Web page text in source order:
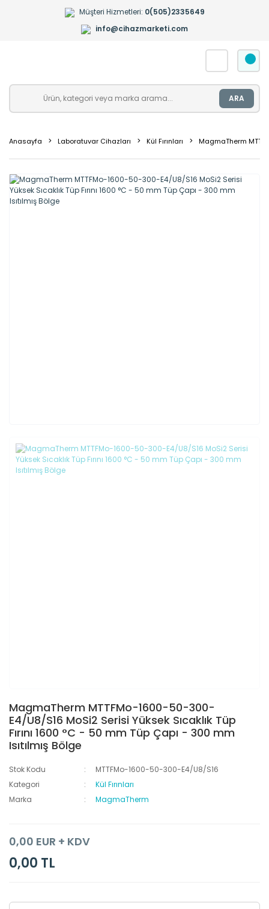
Müşteri Hizmetleri: 0(505)2335649
info@cihazmarketi.com
ARA
Anasayfa Laboratuvar Cihazları Kül Fırınları MagmaTherm
MagmaTherm MTTFMo-1600-50-300-
E4/U8/S16 MoSi2 Serisi Yüksek Sıcaklık Tüp
Fırını 1600 °C - 50 mm Tüp Çapı - 300 mm
Isıtılmış Bölge
Stok Kodu
MTTFMo-1600-50-300-E4/U8/S16
Kategori
Kül Fırınları
Marka
MagmaTherm
0,00 EUR + KDV
0,00 TL